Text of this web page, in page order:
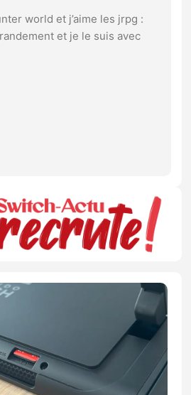
world et j’aime les jrpg :
et je le suis avec